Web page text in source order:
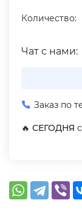
Количество:
Чат с нами:
Заказ по
🔥 СЕГОДНЯ